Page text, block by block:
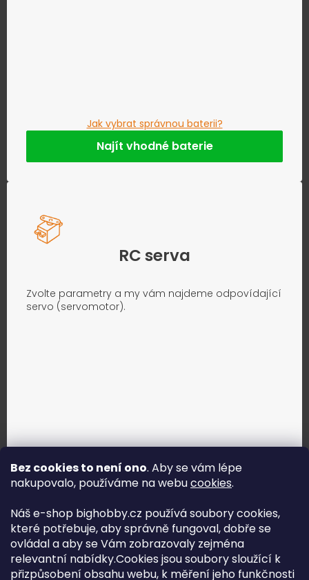
Bez cookies to není ono. Aby se vám lépe
nakupovalo, používáme na webucookies.
Náš e-shop bighobby.cz používá soubory cookies,
které potřebuje, aby správně fungoval, dobře se
ovládal a aby se Vám zobrazovaly zejména
relevantní nabídky.Cookies jsou soubory sloužící k
přizpůsobení obsahu webu, k měření jeho funkčnosti
Jak vybrat správnou baterii?
Najít vhodné baterie
RC serva
Zvolte parametry a my vám najdeme odpovídající
servo (servomotor).
Jak vybrat správné servo?
Najít správné servo